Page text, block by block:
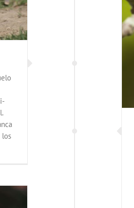
los
Jilguero
El Correntíu